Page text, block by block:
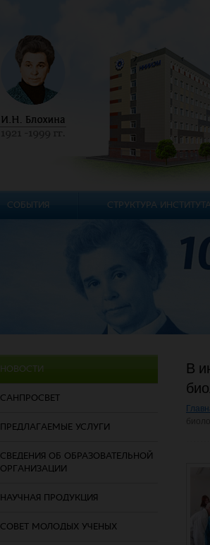
НОВОСТИ
САНПРОСВЕТ
ПРЕДЛАГАЕМЫЕ УСЛУГИ
СВЕДЕНИЯ ОБ ОБРАЗОВАТЕЛЬНОЙ
ОРГАНИЗАЦИИ
НАУЧНАЯ ПРОДУКЦИЯ
СОВЕТ МОЛОДЫХ УЧЕНЫХ
В
СОБЫТИЯ СТРУКТУРА